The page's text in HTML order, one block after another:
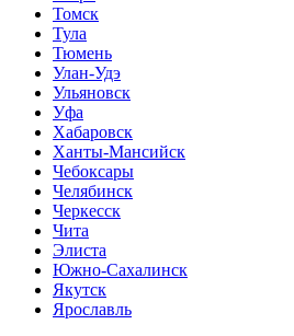
Томск
Тула
Тюмень
Улан-Удэ
Ульяновск
Уфа
Хабаровск
Ханты-Мансийск
Чебоксары
Челябинск
Черкесск
Чита
Элиста
Южно-Сахалинск
Якутск
Ярославль